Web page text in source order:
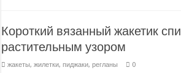
Короткий вязанный жакетик
растительным узором
жакеты, жилетки, пиджаки, регланы 0